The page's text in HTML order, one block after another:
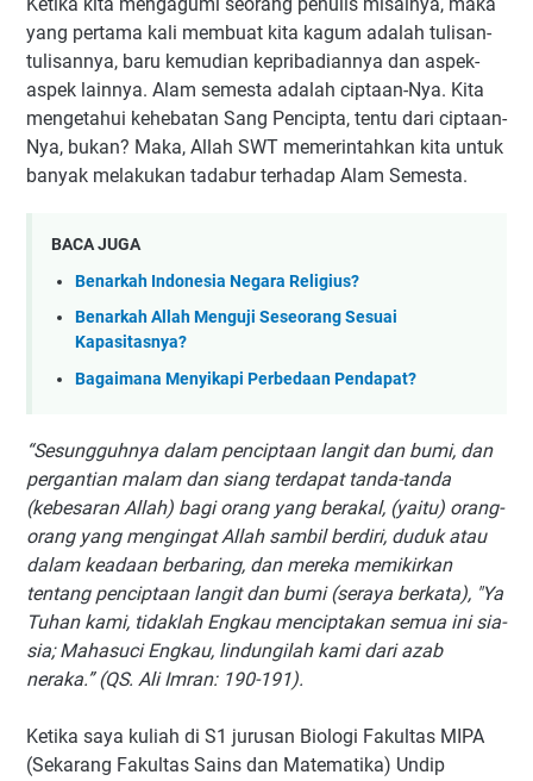
yang pertama kali membuat kita kagum adalah tulisan-
tulisannya, baru kemudian kepribadiannya dan aspek-
aspek lainnya. Alam semesta adalah ciptaan-Nya. Kita
mengetahui kehebatan Sang Pencipta, tentu dari ciptaan-
Nya, bukan? Maka, Allah SWT memerintahkan kita untuk
banyak melakukan tadabur terhadap Alam Semesta.
BACA JUGA
Benarkah Indonesia Negara Religius?
Benarkah Allah Menguji Seseorang Sesuai
Kapasitasnya?
Bagaimana Menyikapi Perbedaan Pendapat?
“Sesungguhnya dalam penciptaan langit dan bumi, dan
pergantian malam dan siang terdapat tanda-tanda
(kebesaran Allah) bagi orang yang berakal, (yaitu) orang-
orang yang mengingat Allah sambil berdiri, duduk atau
dalam keadaan berbaring, dan mereka memikirkan
tentang penciptaan langit dan bumi (seraya berkata), "Ya
Tuhan kami, tidaklah Engkau menciptakan semua ini sia-
sia; Mahasuci Engkau, lindungilah kami dari azab
neraka.” (QS. Ali Imran: 190-191).
Ketika saya kuliah di S1 jurusan Biologi Fakultas MIPA
(Sekarang Fakultas Sains dan Matematika) Undip